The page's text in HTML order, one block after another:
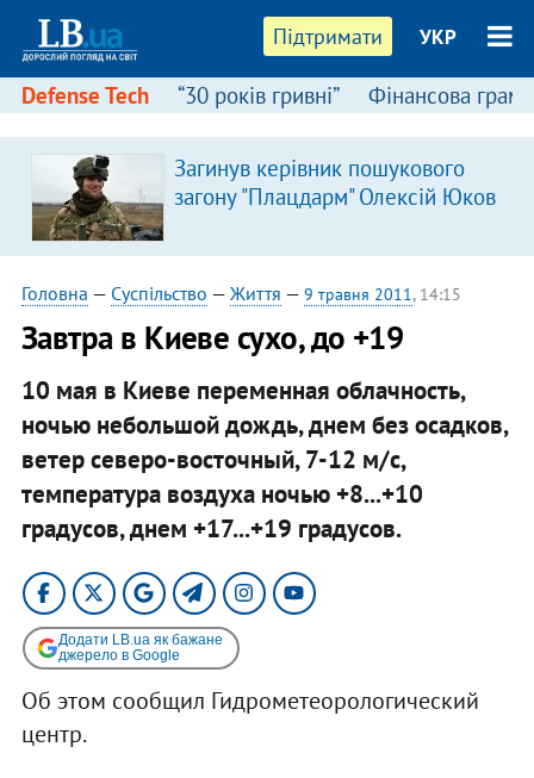
Підтримати УКР
Defense Tech “30 років гривні” Фінансова
Загинув керівник пошукового
загону "Плацдарм" Олексій Юков
Головна — Суспільство — Життя — 9 травня 2011, 14:15
Завтра в Киеве сухо, до +19
10 мая в Киеве переменная облачность,
ночью небольшой дождь, днем без осадков,
ветер северо-восточный, 7-12 м/с,
температура воздуха ночью +8...+10
градусов, днем +17...+19 градусов.
Додати LB.ua як бажане
джерело в Google
Об этом сообщил Гидрометеорологический
центр.